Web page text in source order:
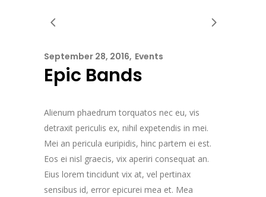
September 28, 2016 Events
Epic Bands
Alienum phaedrum torquatos nec eu, vis
detraxit periculis ex, nihil expetendis in mei.
Mei an pericula euripidis, hinc partem ei est.
Eos ei nisl graecis, vix aperiri consequat an.
Eius lorem tincidunt vix at, vel pertinax
sensibus id, error epicurei mea et. Mea